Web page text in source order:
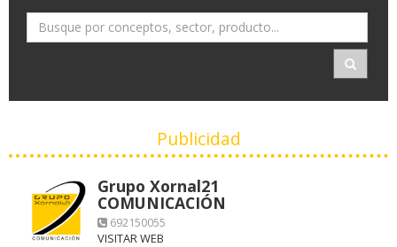
Publicidad
Grupo Xornal21
COMUNICACIÓN
692150055
VISITAR WEB